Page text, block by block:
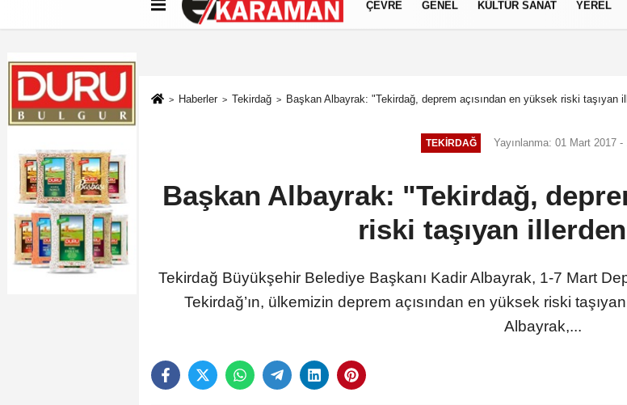
Künye İletişim Çerez Politikası Gizlilik İlkeleri
ÇEVRE GENEL KÜLTÜR SANAT YEREL
Haberler Tekirdağ Başkan Albayrak: "Tekirdağ, deprem açısından en yüksek riski taşıyan
TEKIRDAĞ Yayınlanma: 01 Mart 2017 -
Başkan Albayrak: "Tekirdağ,
riski taşıyan
Tekirdağ Büyükşehir Belediye Başkanı Kadir Albayrak, 1-7 Mart
Tekirdağ’ın, ülkemizin deprem açısından en yüksek riski
Albayrak,...